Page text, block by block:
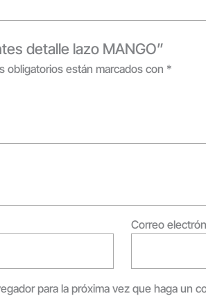
detalle lazo MANGO”
obligatorios están marcados con *
Correo
para la próxima vez que haga un